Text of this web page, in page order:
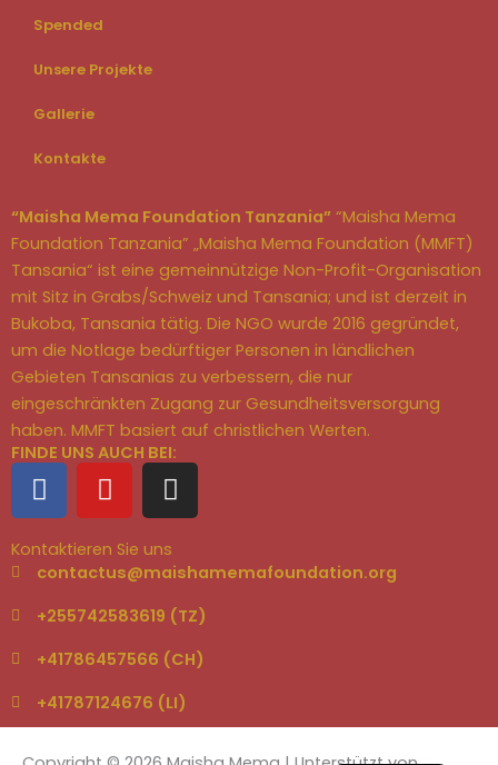
Spended
Unsere Projekte
Gallerie
Kontakte
“Maisha Mema Foundation Tanzania” “Maisha Mema
Foundation Tanzania” „Maisha Mema Foundation (MMFT)
Tansania“ ist eine gemeinnützige Non-Profit-Organisation
mit Sitz in Grabs/Schweiz und Tansania; und ist derzeit in
Bukoba, Tansania tätig. Die NGO wurde 2016 gegründet,
um die Notlage bedürftiger Personen in ländlichen
Gebieten Tansanias zu verbessern, die nur
eingeschränkten Zugang zur Gesundheitsversorgung
haben. MMFT basiert auf christlichen Werten.
FINDE UNS AUCH BEI:
F
a
c
e
b
o
k
Y
o
u
t
u
b
I
n
s
t
a
g
r
a
m
Kontaktieren Sie uns
contactus@maishamemafoundation.org
+255742583619 (TZ)
+41786457566 (CH)
+41787124676 (LI)‬
English